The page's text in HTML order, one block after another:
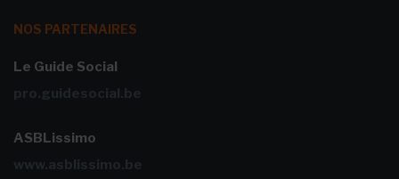
NOS PARTENAIRES
Le Guide Social
pro.guidesocial.be
ASBLissimo
www.asblissimo.be